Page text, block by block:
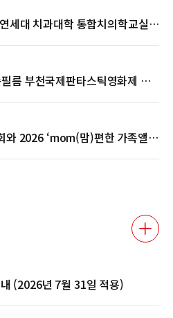
세대 치과대학 통합치의학교실
름 부천국제판타스틱영화제 공
와 2026 ‘mom(맘)편한 가족앨
(2026년 7월 31일 적용)